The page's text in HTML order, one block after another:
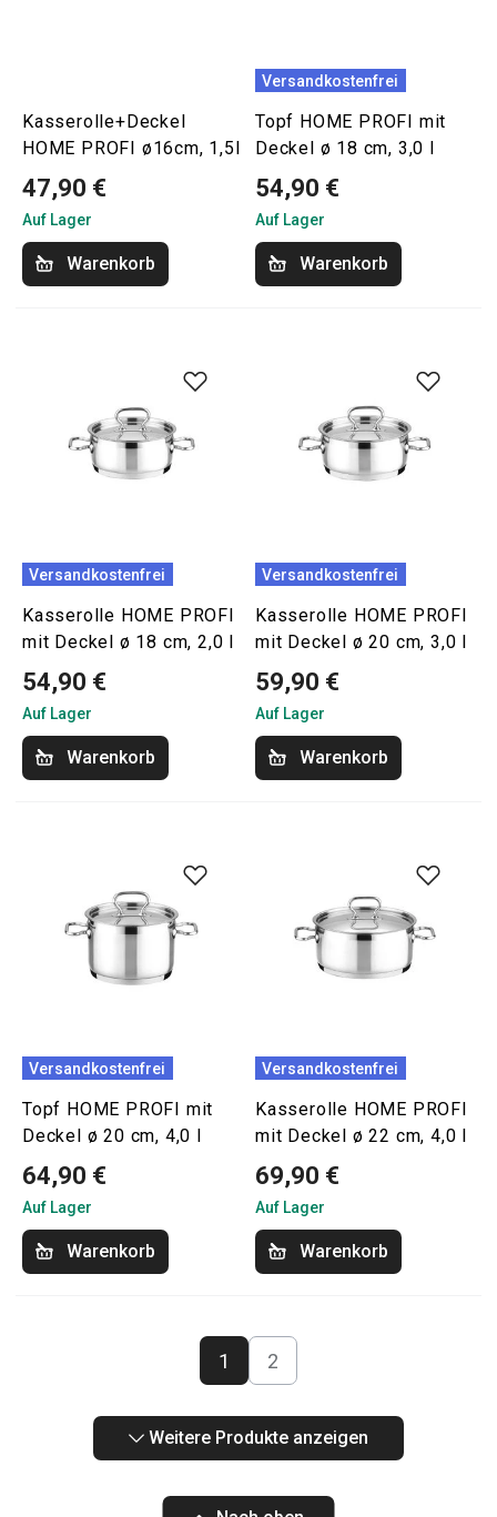
Kasserolle+Deckel
HOME PROFI ø16cm, 1,5l
47,90 €
Auf Lager
Warenkorb
Versandkostenfrei
Topf HOME PROFI mit
Deckel ø 18 cm, 3,0 l
54,90 €
Auf Lager
Warenkorb
Versandkostenfrei
Kasserolle HOME PROFI
mit Deckel ø 18 cm, 2,0 l
54,90 €
Auf Lager
Warenkorb
Versandkostenfrei
Kasserolle HOME PROFI
mit Deckel ø 20 cm, 3,0 l
59,90 €
Auf Lager
Warenkorb
Versandkostenfrei
Topf HOME PROFI mit
Deckel ø 20 cm, 4,0 l
64,90 €
Auf Lager
Warenkorb
Versandkostenfrei
Kasserolle HOME PROFI
mit Deckel ø 22 cm, 4,0 l
69,90 €
Auf Lager
Warenkorb
1 2
Weitere Produkte anzeigen